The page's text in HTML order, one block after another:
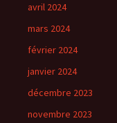
avril 2024
mars 2024
février 2024
janvier 2024
décembre 2023
novembre 2023